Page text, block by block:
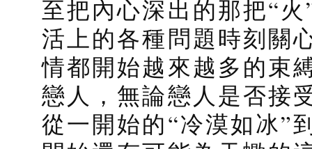
至把內心深出的那把“
活上的各種問題時刻關
情都開始越來越多的束
戀人，無論戀人是否接
從一開始的“冷漠如冰”